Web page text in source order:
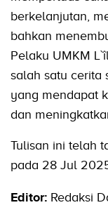
berkelanjutan,
bahkan
Pelaku UMKM
salah satu cerita
yang mendapat
dan
Tulisan ini telah
pada 28 Jul
Editor: Redaksi